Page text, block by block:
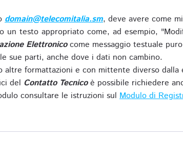
domain@telecomitalia.sm, deve avere come
testo appropriato come, ad esempio,
Elettronicocome messaggio testuale
sue parti, anche dove i dati non cambino.
formattazioni e con mittente diverso dalla
del Contatto Tecnicoè possibile richiedere
consultare le istruzioni sul Modulo di